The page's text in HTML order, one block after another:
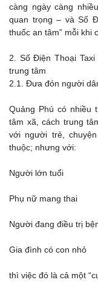
càng ngày càng
quan trọng – và Số
thuốc an tâm” mỗi khi
2. Số Điện Thoại Taxi
trung tâm
2.1. Đưa đón người
Quảng Phú có nhiều
tâm xã, cách trung
với người trẻ,
thuộc; nhưng với:
Người lớn tuổi
Phụ nữ mang thai
Người đang điều trị
Gia đình có con nhỏ
thì việc đó là cả một